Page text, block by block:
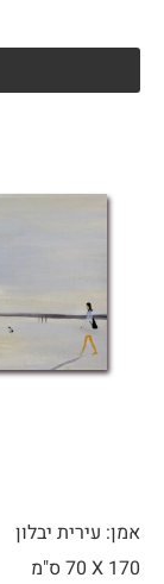
אמן: עירית יבלון
170 X